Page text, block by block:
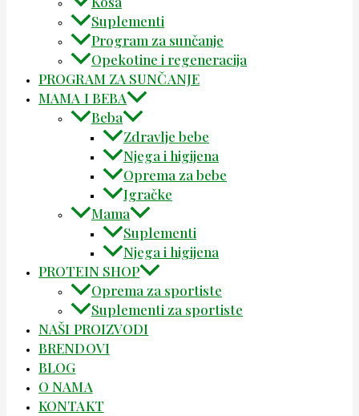
Suplementi
Program za sunčanje
Opekotine i regeneracija
PROGRAM ZA SUNČANJE
MAMA I BEBA
Beba
Zdravlje bebe
Njega i higijena
Oprema za bebe
Igračke
Mama
Suplementi
Njega i higijena
PROTEIN SHOP
Oprema za sportiste
Suplementi za sportiste
NAŠI PROIZVODI
BRENDOVI
BLOG
O NAMA
KONTAKT